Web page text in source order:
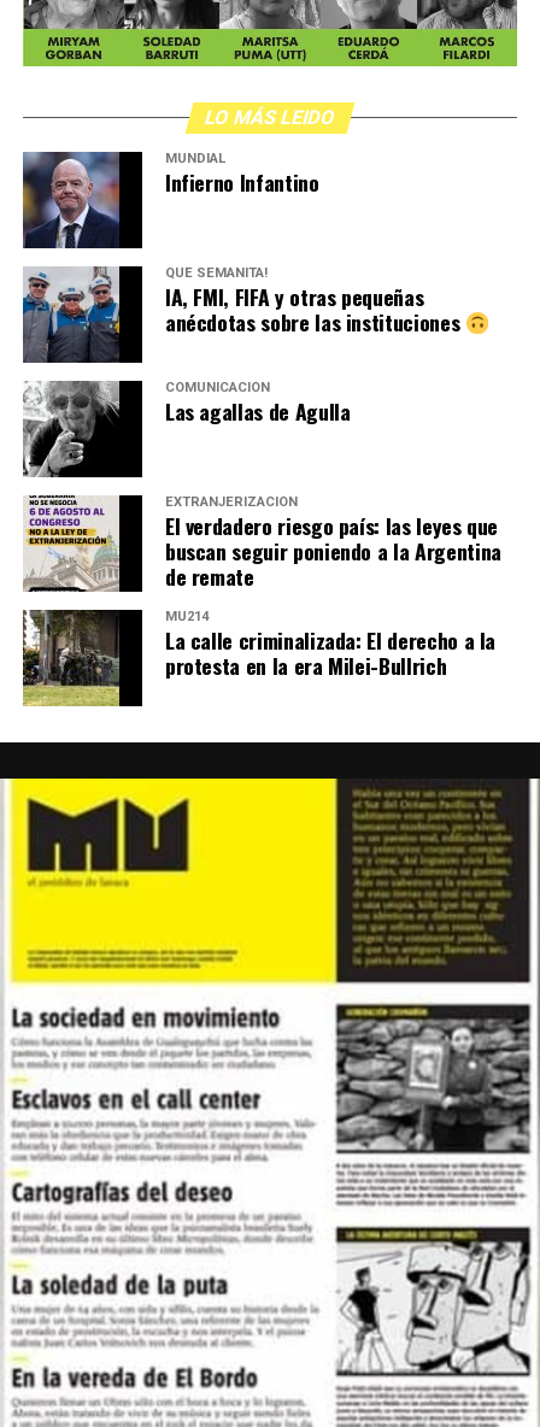
LO MÁS LEIDO
MUNDIAL
Infierno Infantino
QUÉ SEMANITA!
IA, FMI, FIFA y otras pequeñas
anécdotas sobre las instituciones
COMUNICACIÓN
Las agallas de Agulla
EXTRANJERIZACIÓN
El verdadero riesgo país: las leyes que
buscan seguir poniendo a la Argentina
de remate
MU214
La calle criminalizada: El derecho a la
protesta en la era Milei-Bullrich